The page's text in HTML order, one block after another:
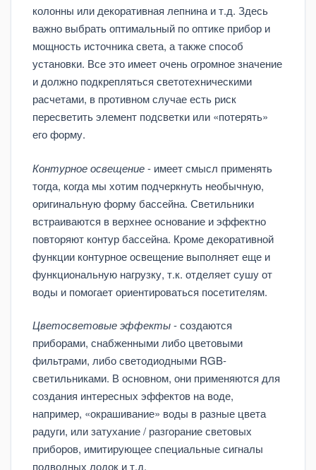
колонны или декоративная лепнина и т.д. Здесь
важно выбрать оптимальный по оптике прибор и
мощность источника света, а также способ
установки. Все это имеет очень огромное значение
и должно подкрепляться светотехническими
расчетами, в противном случае есть риск
пересветить элемент подсветки или «потерять»
его форму.
Контурное освещение- имеет смысл применять
тогда, когда мы хотим подчеркнуть необычную,
оригинальную форму бассейна. Светильники
встраиваются в верхнее основание и эффектно
повторяют контур бассейна. Кроме декоративной
функции контурное освещение выполняет еще и
функциональную нагрузку, т.к. отделяет сушу от
воды и помогает ориентироваться посетителям.
Цветосветовые эффекты- создаются
приборами, снабженными либо цветовыми
фильтрами, либо светодиодными RGB-
светильниками. В основном, они применяются для
создания интересных эффектов на воде,
например, «окрашивание» воды в разные цвета
радуги, или затухание / разгорание световых
приборов, имитирующее специальные сигналы
подводных лодок и т.д.